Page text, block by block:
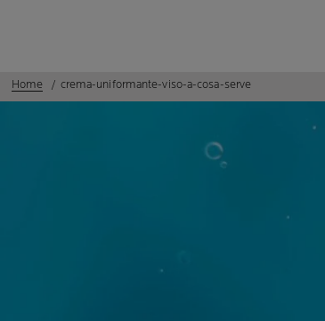
Home crema-uniformante-viso-a-cosa-serve